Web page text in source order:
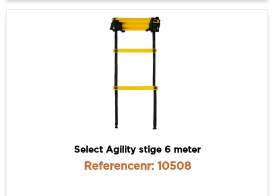
Select Agility stige 6 meter
Referencenr: 10508